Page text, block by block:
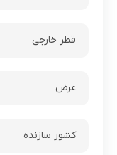
قطر خارجی
عرض
کشور سازنده